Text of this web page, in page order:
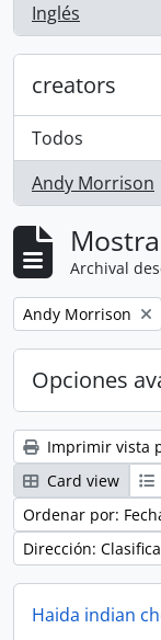
Inglés
, 1 resultados
creators
Todos
Andy Morrison
, 1 resultados
Archival
Remove filter:
Andy Morrison
Opciones
Imprimir vista
Card view
Ordenar por:
Dirección:
Haida indian